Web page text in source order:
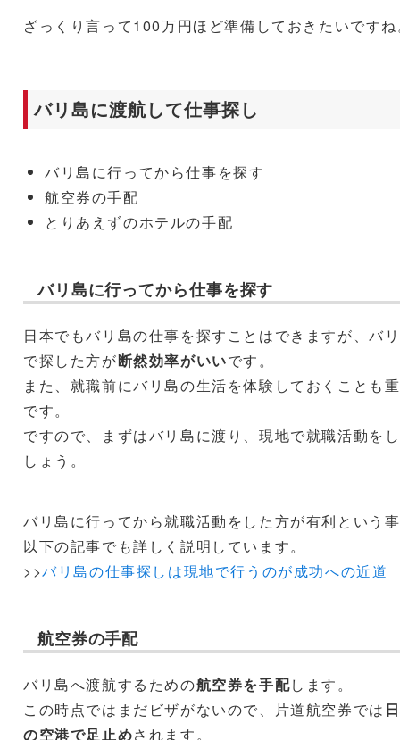
ざっくり言って100万円ほど準備しておきたいです
バリ島に渡航して仕事探し
バリ島に行ってから仕事を探す
航空券の手配
とりあえずのホテルの手配
バリ島に行ってから仕事を探す
日本でもバリ島の仕事を探すことはできますが、バ
で探した方が断然効率がいいです。
また、就職前にバリ島の生活を体験しておくことも
です。
ですので、まずはバリ島に渡り、現地で就職活動を
しょう。
バリ島に行ってから就職活動をした方が有利という
以下の記事でも詳しく説明しています。
>>バリ島の仕事探しは現地で行うのが成功への近道
航空券の手配
バリ島へ渡航するための航空券を手配します。
この時点ではまだビザがないので、片道航空券では
の空港で足止めされます。